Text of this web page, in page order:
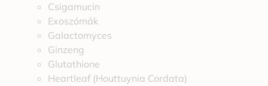
Csigamucin
Exoszómák
Galactomyces
Ginzeng
Glutathione
Heartleaf (Houttuynia Cordata)